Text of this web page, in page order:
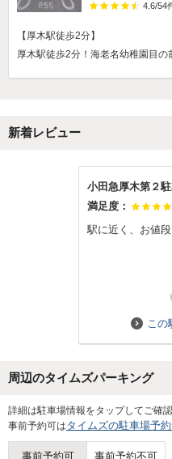
4.6/54
【厚木駅徒歩2分】
厚木駅徒歩2分！海老名幼稚園目の
新着レビュー
小田急厚木第２
満足度：
駅に近く、お値段
この
周辺のタイムズパーキング
詳細は駐車場情報をタップしてご確認
事前予約可はタイムズの駐車場予
事前予約可 事前予約不可